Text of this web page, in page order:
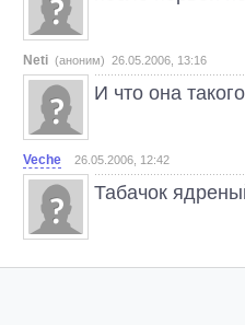
Neti (аноним) 26.05.2006, 13:16
И что она
Veche 26.05.2006, 12:42
Табачок